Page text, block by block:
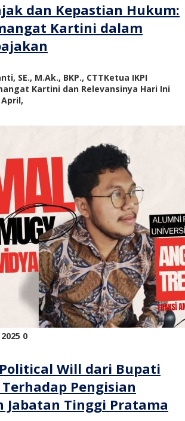
dan Kepastian Hukum:
Kartini dalam
SE., M.Ak., BKP., CTTKetua IKPI
Kartini dan Relevansinya Hari Ini
0
Will dari Bupati
Pengisian
Jabatan Tinggi Pratama